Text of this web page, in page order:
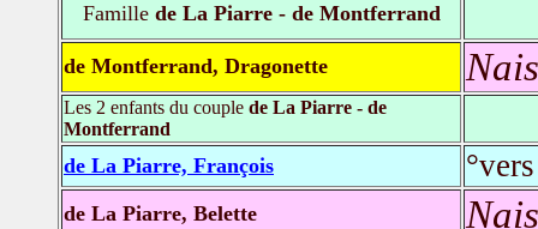
Famillede La Piarre - de Montferrand
de Montferrand, Dragonette
Les 2 enfants du couple de La Piarre - de
Montferrand
de La Piarre, François
de La Piarre, Belette